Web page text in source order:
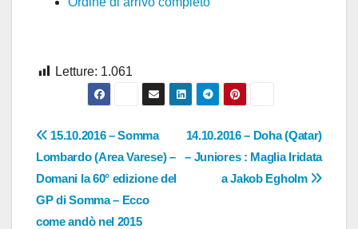
Letture: 1.061
Navigazione
articoli
14.10.2016 – Doha (Qatar)
– Juniores : Maglia Iridata
a Jakob Egholm
15.10.2016 – Somma
Lombardo (Area Varese) –
Domani la 60° edizione del
GP di Somma – Ecco
come andò nel 2015